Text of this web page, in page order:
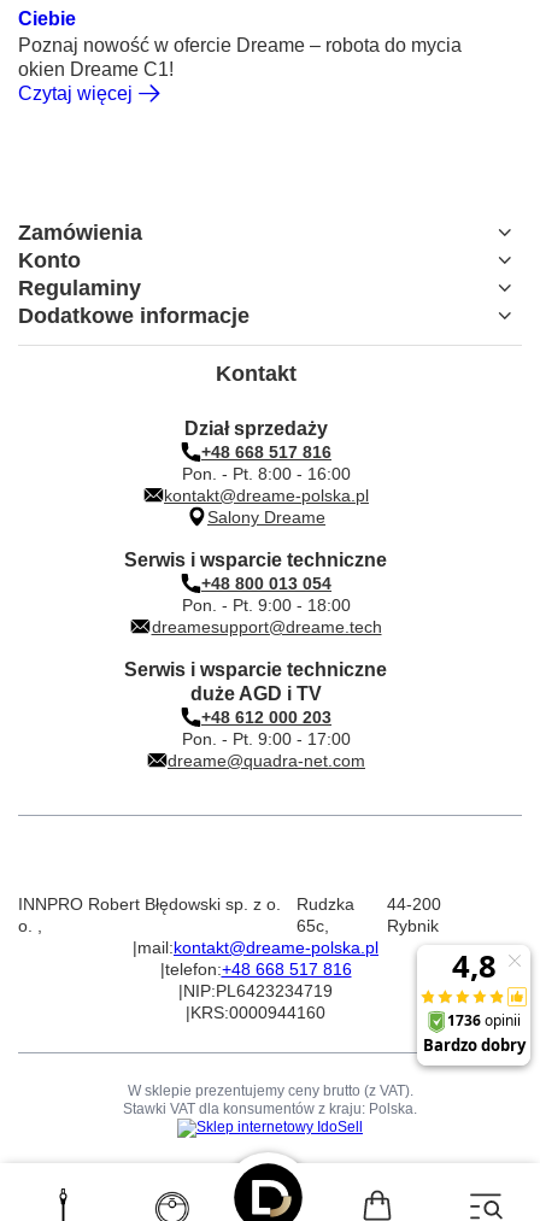
Ciebie
Poznaj nowość w ofercie Dreame – robota do mycia
okien Dreame C1!
Czytaj więcej
Zamówienia
Konto
Regulaminy
Dodatkowe informacje
Kontakt
Dział sprzedaży
+48 668 517 816
Pon. - Pt. 8:00 - 16:00
kontakt@dreame-polska.pl
Salony Dreame
Serwis i wsparcie techniczne
+48 800 013 054
Pon. - Pt. 9:00 - 18:00
dreamesupport@dreame.tech
Serwis i wsparcie techniczne
duże AGD i TV
+48 612 000 203
Pon. - Pt. 9:00 - 17:00
dreame@quadra-net.com
INNPRO Robert Błędowski sp. z o.
o.
Rudzka
65c,
44-200
Rybnik
|mail:kontakt@dreame-polska.pl
|telefon:+48 668 517 816
|NIP:PL6423234719
|KRS:0000944160
W sklepie prezentujemy ceny brutto (z VAT).
Stawki VAT dla konsumentów z kraju: Polska